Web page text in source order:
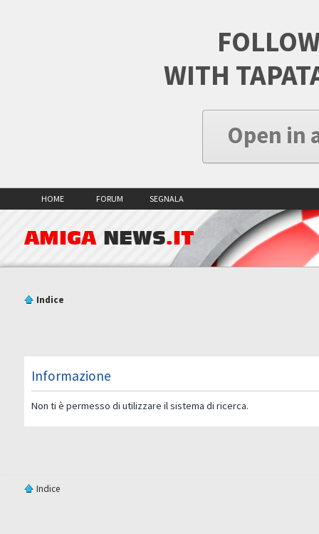
WITH
Open in
HOME FORUM SEGNALA
AMIGA NEWS.IT
Indice
Informazione
Non ti è permesso di utilizzare il sistema di ricerca.
Indice